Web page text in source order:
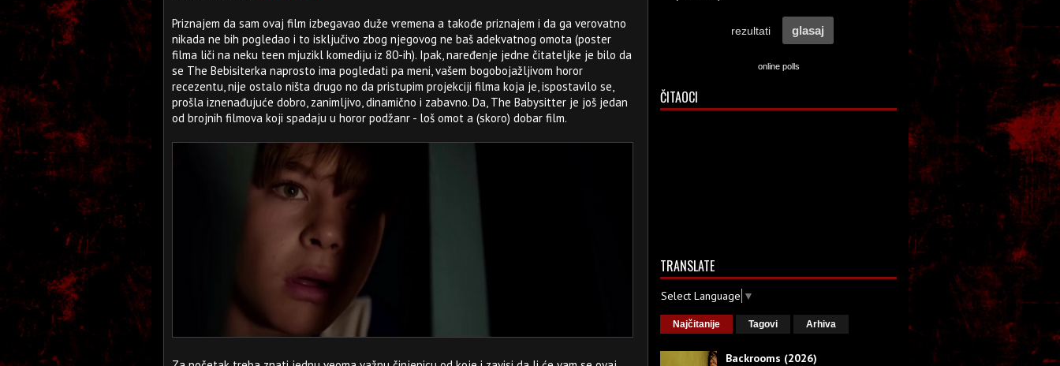
Priznajem da sam ovaj film izbegavao duže vremena a takođe priznajem i da ga verovatno
nikada ne bih pogledao i to isključivo zbog njegovog ne baš adekvatnog omota (poster
filma liči na neku teen mjuzikl komediju iz 80-ih). Ipak, naređenje jedne čitateljke je bilo da
se The Bebisiterka naprosto ima pogledati pa meni, vašem bogobojažljivom horor
recezentu, nije ostalo ništa drugo no da pristupim projekciji filma koja je, ispostavilo se,
prošla iznenađujuće dobro, zanimljivo, dinamično i zabavno. Da, The Babysitter je još jedan
od brojnih filmova koji spadaju u horor podžanr - loš omot a (skoro) dobar film.
online polls
ČITAOCI
TRANSLATE
Select Language ▼
Najčitanije Tagovi Arhiva
Backrooms (2026)